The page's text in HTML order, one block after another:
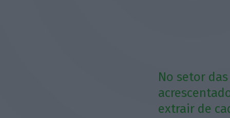
No setor
extrair de